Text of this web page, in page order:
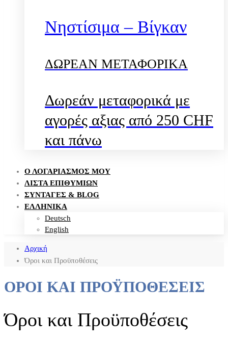
Νηστίσιμα – Βίγκαν
ΔΩΡΕΑΝ ΜΕΤΑΦΟΡΙΚΑ
Δωρεάν μεταφορικά με
αγορές αξιας από 250 CHF
και πάνω
Ο ΛΟΓΑΡΙΑΣΜΌΣ ΜΟΥ
ΛΊΣΤΑ ΕΠΙΘΥΜΙΏΝ
ΣΥΝΤΑΓΈΣ & BLOG
ΕΛΛΗΝΙΚΑ
Deutsch
English
Αρχική
Όροι και Προϋποθέσεις
ΌΡΟΙ ΚΑΙ ΠΡΟΫΠΟΘΈΣΕΙΣ
Όροι και Προϋποθέσεις